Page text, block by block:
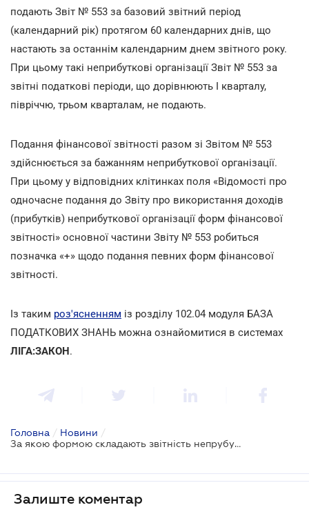
подають Звіт № 553 за базовий звітний період
(календарний рік) протягом 60 календарних днів, що
настають за останнім календарним днем звітного року.
При цьому такі неприбуткові організації Звіт № 553 за
звітні податкові періоди, що дорівнюють I кварталу,
півріччю, трьом кварталам, не подають.
Подання фінансової звітності разом зі Звітом № 553
здійснюється за бажанням неприбуткової організації.
При цьому у відповідних клітинках поля «Відомості про
одночасне подання до Звіту про використання доходів
(прибутків) неприбуткової організації форм фінансової
звітності» основної частини Звіту № 553 робиться
позначка «+» щодо подання певних форм фінансової
звітності.
Із таким роз'ясненням із розділу 102.04 модуля БАЗА
ПОДАТКОВИХ ЗНАНЬ можна ознайомитися в системах
ЛІГА:ЗАКОН.
Головна / Новини /
За якою формою складають звітність непрубутківці
Залиште коментар